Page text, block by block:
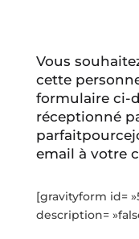
Vous
cette
formulaire ci-
réceptionné
email à votre
[gravityform id=
description=